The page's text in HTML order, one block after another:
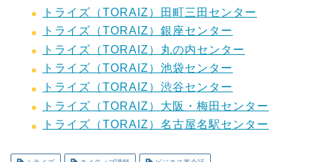
トライズ（TORAIZ）田町三田センター
トライズ（TORAIZ）銀座センター
トライズ（TORAIZ）丸の内センター
トライズ（TORAIZ）池袋センター
トライズ（TORAIZ）渋谷センター
トライズ（TORAIZ）大阪・梅田センター
トライズ（TORAIZ）名古屋名駅センター